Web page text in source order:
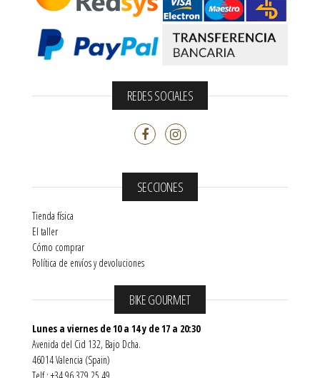
REDES SOCIALES
SECCIONES
Tienda física
El taller
Cómo comprar
Política de envíos y devoluciones
BIKE GOURMET
Lunes a viernes de 10 a 14 y de 17 a 20:30
Avenida del Cid 132, Bajo Dcha.
46014 Valencia (Spain)